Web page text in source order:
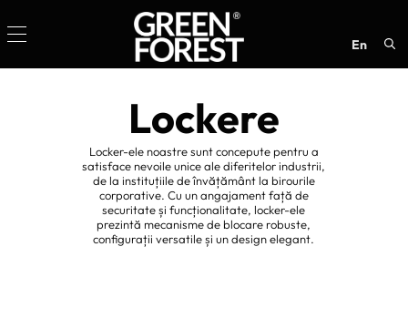
en
Lockere
Locker-ele noastre sunt concepute pentru a
satisface nevoile unice ale diferitelor industrii,
de la instituțiile de învățământ la birourile
corporative. Cu un angajament față de
securitate și funcționalitate, locker-ele
prezintă mecanisme de blocare robuste,
configurații versatile și un design elegant.